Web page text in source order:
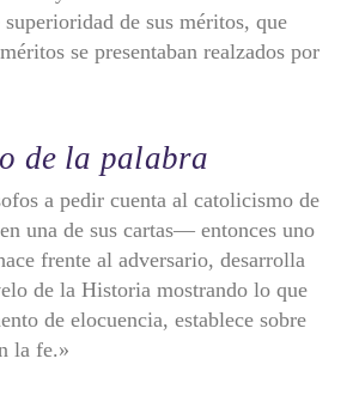
de sus méritos, que
se presentaban realzados por
de la palabra
a pedir cuenta al catolicismo de
una de sus cartas— entonces uno
frente al adversario, desarrolla
de la Historia mostrando lo que
de elocuencia, establece sobre
la fe.»